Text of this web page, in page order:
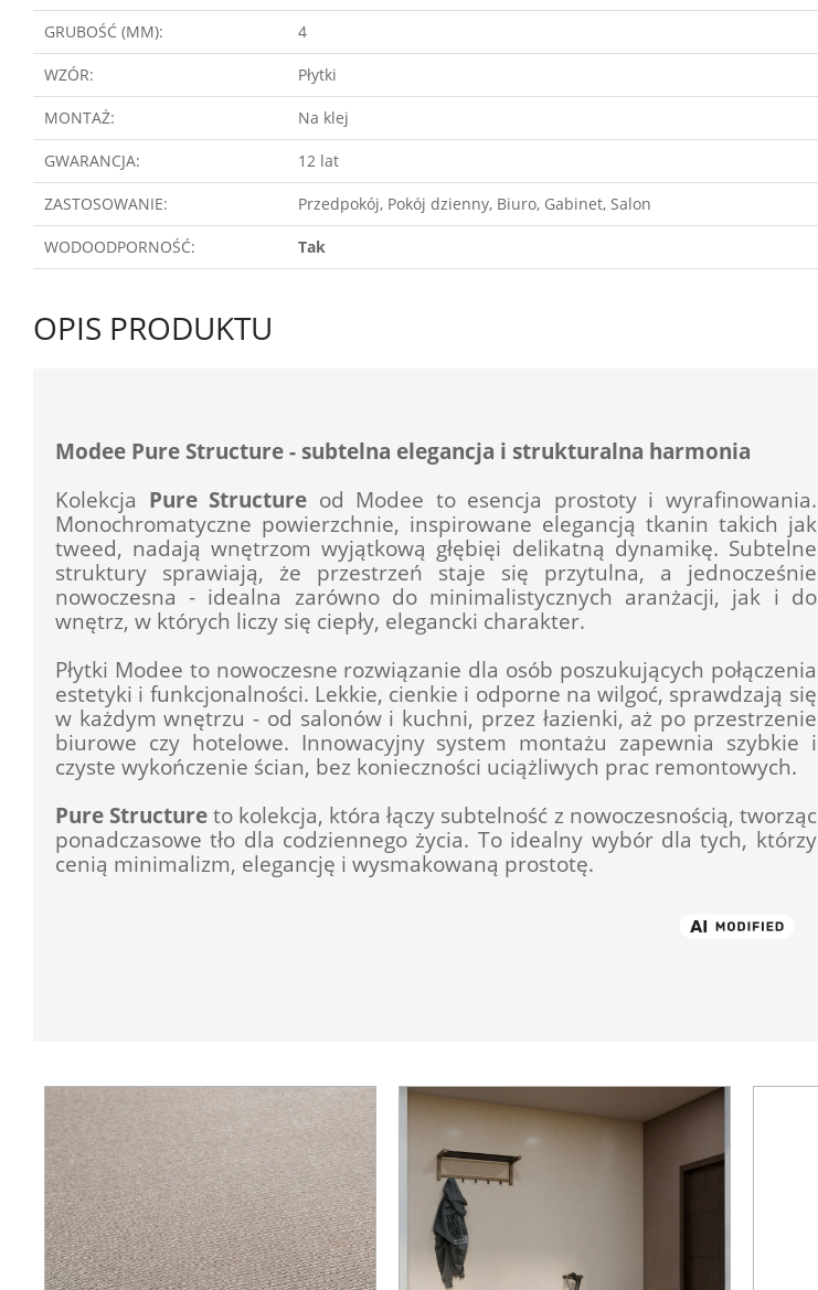
GRUBOŚĆ (MM): 4
WZÓR: Płytki
MONTAŻ: Na klej
GWARANCJA: 12 lat
ZASTOSOWANIE: Przedpokój, Pokój dzienny, Biuro, Gabinet, Salon
WODOODPORNOŚĆ: Tak
OPIS PRODUKTU
Modee Pure Structure - subtelna elegancja i strukturalna harmonia
Kolekcja Pure Structure od Modee to esencja prostoty i wyrafinowania.
Monochromatyczne powierzchnie, inspirowane elegancją tkanin takich jak
tweed, nadają wnętrzom wyjątkową głębięi delikatną dynamikę. Subtelne
struktury sprawiają, że przestrzeń staje się przytulna, a jednocześnie
nowoczesna - idealna zarówno do minimalistycznych aranżacji, jak i do
wnętrz, w których liczy się ciepły, elegancki charakter.
Płytki Modee to nowoczesne rozwiązanie dla osób poszukujących połączenia
estetyki i funkcjonalności. Lekkie, cienkie i odporne na wilgoć, sprawdzają się
w każdym wnętrzu - od salonów i kuchni, przez łazienki, aż po przestrzenie
biurowe czy hotelowe. Innowacyjny system montażu zapewnia szybkie i
czyste wykończenie ścian, bez konieczności uciążliwych prac remontowych.
Pure Structure to kolekcja, która łączy subtelność z nowoczesnością, tworząc
ponadczasowe tło dla codziennego życia. To idealny wybór dla tych, którzy
cenią minimalizm, elegancję i wysmakowaną prostotę.